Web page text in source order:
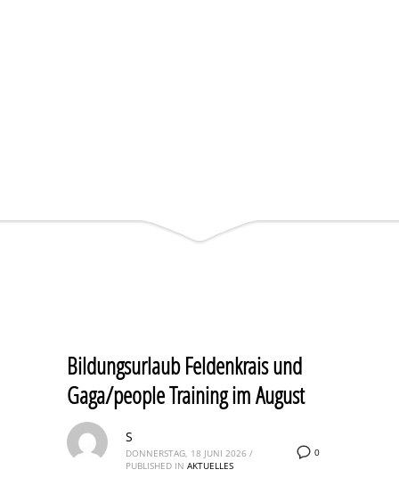
Bildungsurlaub Feldenkrais und
Gaga/people Training im August
0
S
DONNERSTAG, 18 JUNI 2026 /
PUBLISHED IN AKTUELLES